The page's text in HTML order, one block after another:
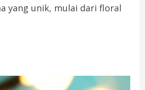
yang unik, mulai dari floral